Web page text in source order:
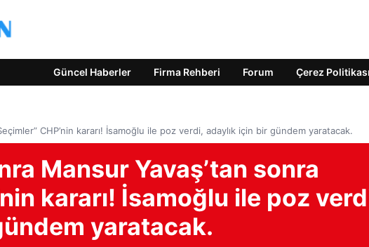
Güncel Haberler Firma Rehberi Forum Çerez
CHP’nin kararı! İsamoğlu ile poz verdi, adaylık için bir gündem yaratacak.
Mansur Yavaş’tan sonra
kararı! İsamoğlu ile poz
yaratacak.